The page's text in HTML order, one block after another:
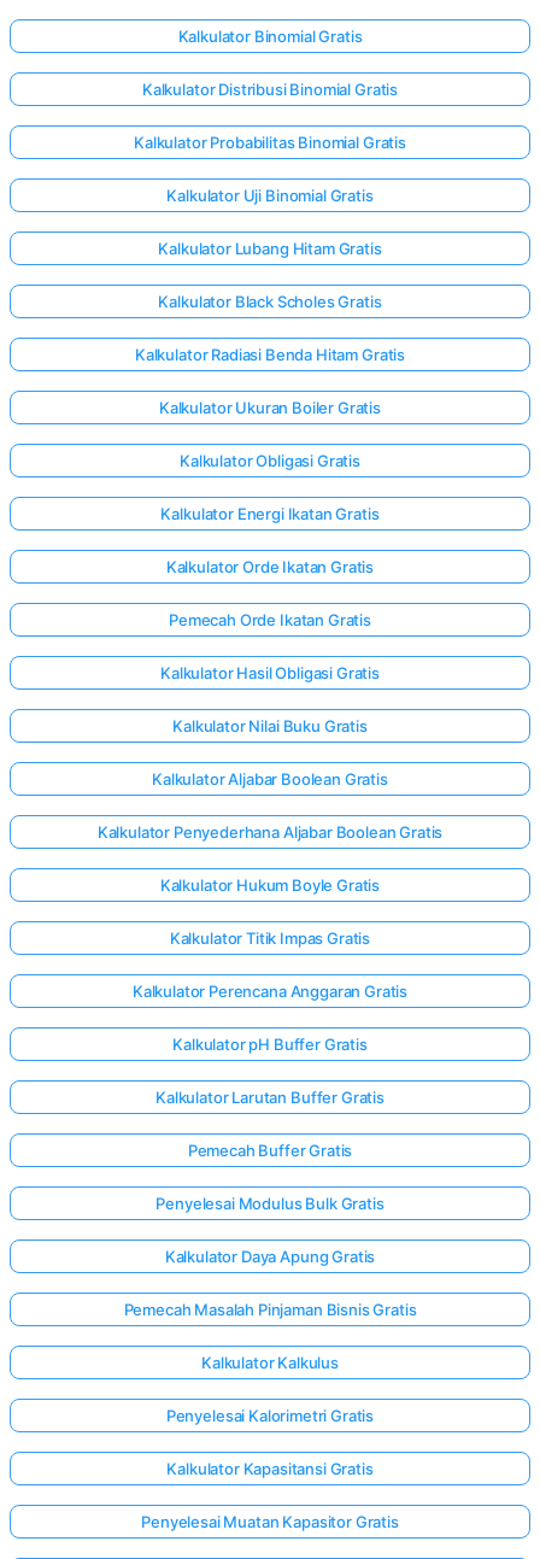
Kalkulator Binomial Gratis
Kalkulator Distribusi Binomial Gratis
Kalkulator Probabilitas Binomial Gratis
Kalkulator Uji Binomial Gratis
Kalkulator Lubang Hitam Gratis
Kalkulator Black Scholes Gratis
Kalkulator Radiasi Benda Hitam Gratis
Kalkulator Ukuran Boiler Gratis
Kalkulator Obligasi Gratis
Kalkulator Energi Ikatan Gratis
Kalkulator Orde Ikatan Gratis
Pemecah Orde Ikatan Gratis
Kalkulator Hasil Obligasi Gratis
Kalkulator Nilai Buku Gratis
Kalkulator Aljabar Boolean Gratis
Kalkulator Penyederhana Aljabar Boolean Gratis
Kalkulator Hukum Boyle Gratis
Kalkulator Titik Impas Gratis
Kalkulator Perencana Anggaran Gratis
Kalkulator pH Buffer Gratis
Kalkulator Larutan Buffer Gratis
Pemecah Buffer Gratis
Penyelesai Modulus Bulk Gratis
Kalkulator Daya Apung Gratis
Pemecah Masalah Pinjaman Bisnis Gratis
Kalkulator Kalkulus
Penyelesai Kalorimetri Gratis
Kalkulator Kapasitansi Gratis
Penyelesai Muatan Kapasitor Gratis